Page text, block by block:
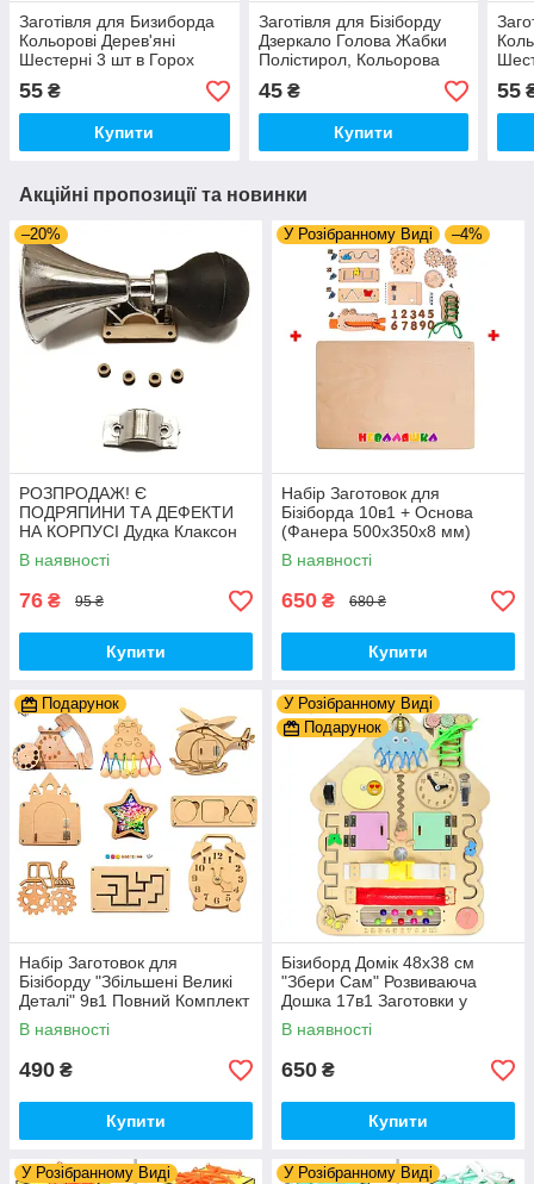
Заготівля для Бизиборда
Кольорові Дерев'яні
Шестерні 3 шт в Горох
Набір Шестерень
шестерінки бізіборда
55 ₴
Купити
Заготівля для Бізіборду
Дзеркало Голова Жабки
Полістирол, Кольорова
Зелена Жаба, Рамка
Дзеркальним
Пластикомком
45₴
Купити
55
Акційні пропозиції та новинки
–20%
РОЗПРОДАЖ! Є
ПОДРЯПИНИ ТА ДЕФЕКТИ
НА КОРПУСІ Дудка Клаксон
для Велосипедів 14 см Фа-
Фа Пластик + Гума
В наявності
76 ₴ 95 ₴
Купити
У Розібранному Виді –4%
Набір Заготовок для
Бізіборда 10в1 + Основа
(Фанера 500x350x8 мм)
Базові Деталі, Весь Комплект
- Собери Сам
В наявності
650 ₴ 680 ₴
Купити
Подарунок
Набір Заготовок для
Бізіборду "Збільшені Великі
Деталі" 9в1 Повний Комплект
+ Всі Кріплення
В наявності
490 ₴
Купити
У Розібранному Виді
Подарунок
Бізиборд Домік 48x38 см
"Збери Сам" Розвиваюча
Дошка 17в1 Заготовки у
Разобранному вигляді +
Деталі та Фарба
В наявності
650 ₴
Купити
У Розібранному Виді
У Розібранному Виді